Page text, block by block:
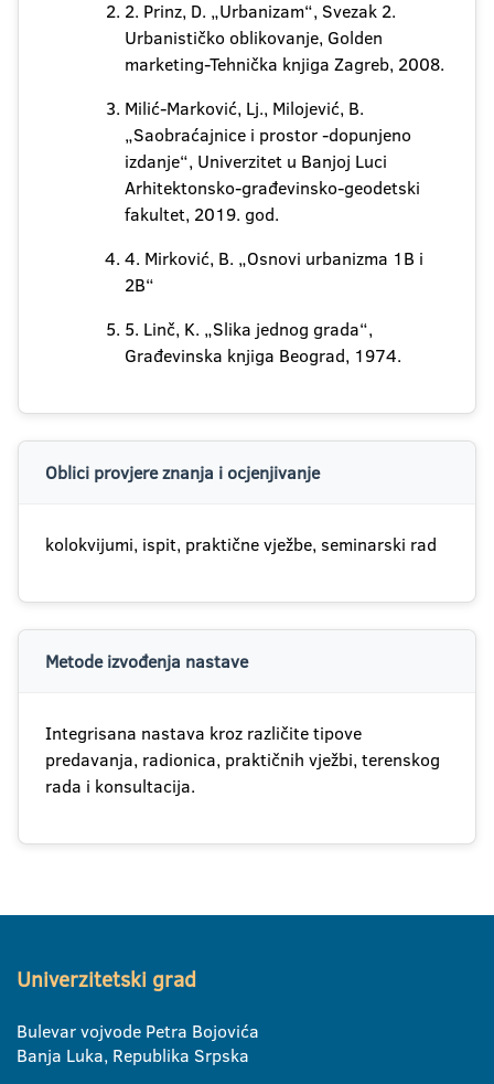
2. Prinz, D. „Urbanizam“, Svezak 2.
Urbanističko oblikovanje, Golden
marketing-Tehnička knjiga Zagreb, 2008.
Milić-Marković, Lj., Milojević, B.
„Saobraćajnice i prostor -dopunjeno
izdanje“, Univerzitet u Banjoj Luci
Arhitektonsko-građevinsko-geodetski
fakultet, 2019. god.
4. Mirković, B. „Osnovi urbanizma 1B i
2B“
5. Linč, K. „Slika jednog grada“,
Građevinska knjiga Beograd, 1974.
Oblici provjere znanja i ocjenjivanje
kolokvijumi, ispit, praktične vježbe, seminarski rad
Metode izvođenja nastave
Integrisana nastava kroz različite tipove
predavanja, radionica, praktičnih vježbi, terenskog
rada i konsultacija.
Univerzitetski grad
Bulevar vojvode Petra Bojovića
Banja Luka, Republika Srpska